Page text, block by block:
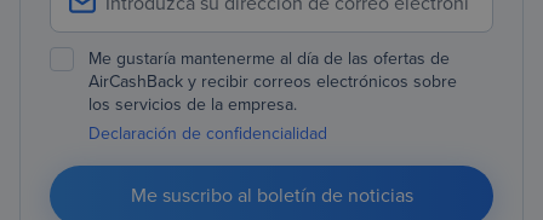
Me gustaría mantenerme al día de las ofertas de
AirCashBack y recibir correos electrónicos sobre
los servicios de la empresa.
Declaración de confidencialidad
Me suscribo al boletín de noticias